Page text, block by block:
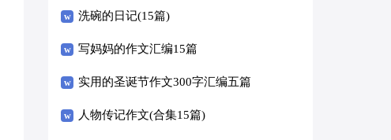
洗碗的日记(15篇)
写妈妈的作文汇编15篇
实用的圣诞节作文300字汇编五篇
人物传记作文(合集15篇)